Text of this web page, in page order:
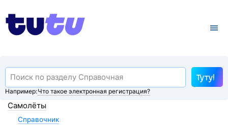
Например:Что такое электронная регистрация?
Туту!
Самолёты
Справочник